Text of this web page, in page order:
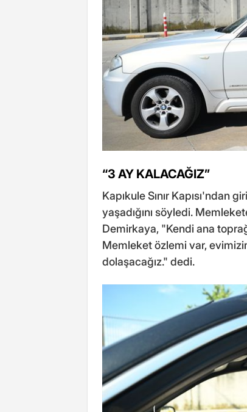
“3 AY KALACAĞIZ”
Kapıkule Sınır Kapısı'ndan
yaşadığını söyledi.
Demirkaya, "Kendi ana
Memleket özlemi var,
dolaşacağız." dedi.